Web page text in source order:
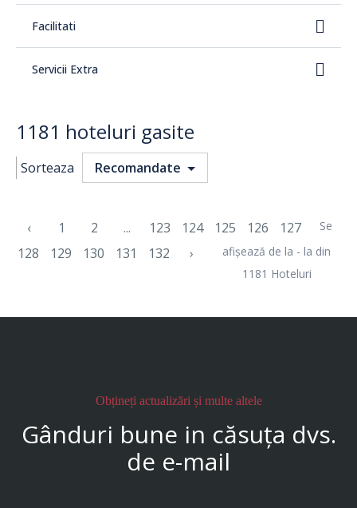
Facilitati
Servicii Extra
1181 hoteluri gasite
Sorteaza Recomandate
‹ 1 2 ... 123 124 125 126
127
128
129 130 131 132 ›
Se
afișează de la - la din
1181 Hoteluri
Obțineți actualizări și multe altele
Gânduri bune in căsuța dvs.
de e-mail